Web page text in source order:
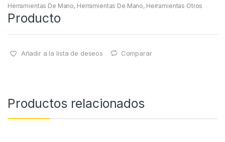
Herramientas De Mano, Herramientas De Mano, Herramientas Otros
Producto
Añadir a la lista de deseos Comparar
Productos relacionados